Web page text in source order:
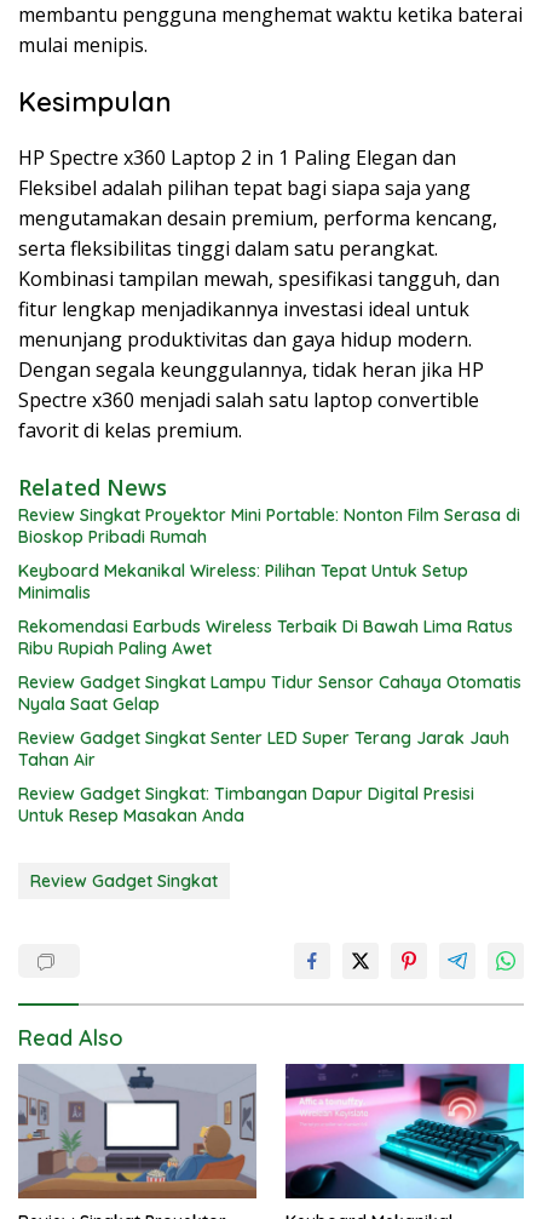
membantu pengguna menghemat waktu ketika baterai
mulai menipis.
Kesimpulan
HP Spectre x360 Laptop 2 in 1 Paling Elegan dan
Fleksibel adalah pilihan tepat bagi siapa saja yang
mengutamakan desain premium, performa kencang,
serta fleksibilitas tinggi dalam satu perangkat.
Kombinasi tampilan mewah, spesifikasi tangguh, dan
fitur lengkap menjadikannya investasi ideal untuk
menunjang produktivitas dan gaya hidup modern.
Dengan segala keunggulannya, tidak heran jika HP
Spectre x360 menjadi salah satu laptop convertible
favorit di kelas premium.
Related News
Review Singkat Proyektor Mini Portable: Nonton Film Serasa di
Bioskop Pribadi Rumah
Keyboard Mekanikal Wireless: Pilihan Tepat Untuk Setup
Minimalis
Rekomendasi Earbuds Wireless Terbaik Di Bawah Lima Ratus
Ribu Rupiah Paling Awet
Review Gadget Singkat Lampu Tidur Sensor Cahaya Otomatis
Nyala Saat Gelap
Review Gadget Singkat Senter LED Super Terang Jarak Jauh
Tahan Air
Review Gadget Singkat: Timbangan Dapur Digital Presisi
Untuk Resep Masakan Anda
Review Gadget Singkat
Read Also